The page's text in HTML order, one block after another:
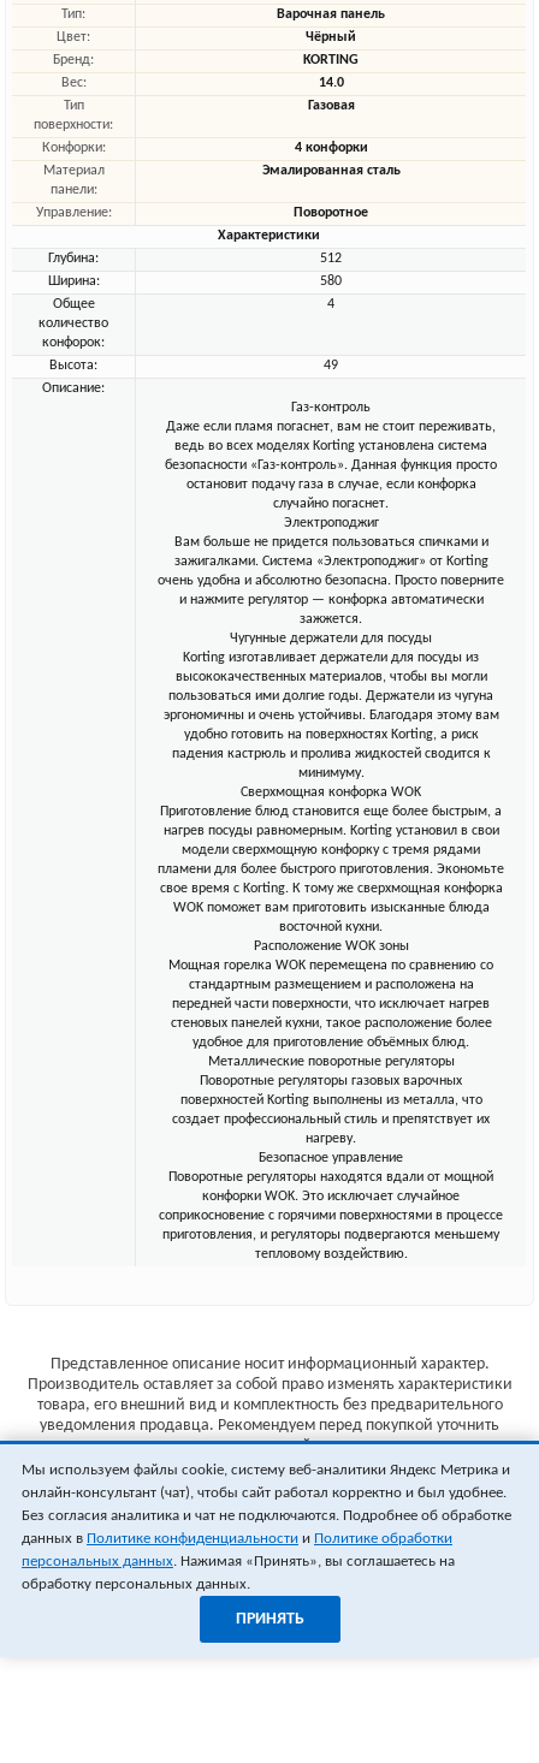
Тип:
Варочная панель
Цвет:
Чёрный
Бренд:
KORTING
Вес:
14.0
Тип
поверхности:
Газовая
Конфорки:
4 конфорки
Материал
панели:
Эмалированная сталь
Управление:
Поворотное
Характеристики
Глубина:
512
Ширина:
580
Общее
количество
конфорок:
4
Высота:
49
Описание:
Газ-контроль
Даже если пламя погаснет, вам не стоит переживать,
ведь во всех моделях Korting установлена система
безопасности «Газ-контроль». Данная функция просто
остановит подачу газа в случае, если конфорка
случайно погаснет.
Электроподжиг
Вам больше не придется пользоваться спичками и
зажигалками. Система «Электроподжиг» от Korting
очень удобна и абсолютно безопасна. Просто поверните
и нажмите регулятор — конфорка автоматически
зажжется.
Чугунные держатели для посуды
Korting изготавливает держатели для посуды из
высококачественных материалов, чтобы вы могли
пользоваться ими долгие годы. Держатели из чугуна
эргономичны и очень устойчивы. Благодаря этому вам
удобно готовить на поверхностях Korting, а риск
падения кастрюль и пролива жидкостей сводится к
минимуму.
Сверхмощная конфорка WOK
Приготовление блюд становится еще более быстрым, а
нагрев посуды равномерным. Korting установил в свои
модели сверхмощную конфорку с тремя рядами
пламени для более быстрого приготовления. Экономьте
свое время с Korting. К тому же сверхмощная конфорка
WOK поможет вам приготовить изысканные блюда
восточной кухни.
Расположение WOK зоны
Мощная горелка WOK перемещена по сравнению со
стандартным размещением и расположена на
передней части поверхности, что исключает нагрев
стеновых панелей кухни, такое расположение более
удобное для приготовление объёмных блюд.
Металлические поворотные регуляторы
Поворотные регуляторы газовых варочных
поверхностей Korting выполнены из металла, что
создает профессиональный стиль и препятствует их
нагреву.
Безопасное управление
Поворотные регуляторы находятся вдали от мощной
конфорки WOK. Это исключает случайное
соприкосновение с горячими поверхностями в процессе
приготовления, и регуляторы подвергаются меньшему
тепловому воздействию.
Представленное описание носит информационный характер.
Производитель оставляет за собой право изменять характеристики
товара, его внешний вид и комплектность без предварительного
уведомления продавца. Рекомендуем перед покупкой уточнить
характеристики товара на сайте производителя.
Указанные цены не являются публичной офертой (ст.435 ГК РФ).
Стоимость и наличие товара уточняйте у менеджера.
Мы используем файлы cookie, систему веб-аналитики Яндекс Метрика и
онлайн-консультант (чат), чтобы сайт работал корректно и был удобнее.
Без согласия аналитика и чат не подключаются. Подробнее об обработке
данных в Политике конфиденциальности и Политике обработки
персональных данных. Нажимая «Принять», вы соглашаетесь на
обработку персональных данных.
ПРИНЯТЬ